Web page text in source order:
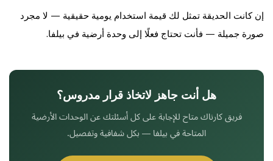
إن كانت الحديقة تمثل لك قيمة استخدام يومية حقيقية — لا مجرد
صورة جميلة — فأنت تحتاج فعلًا إلى وحدة أرضية في بيلفا.
هل أنت جاهز لاتخاذ قرار مدروس؟
فريق كارناك متاح للإجابة على كل أسئلتك عن الوحدات الأرضية
المتاحة في بيلفا — بكل شفافية وتفصيل.